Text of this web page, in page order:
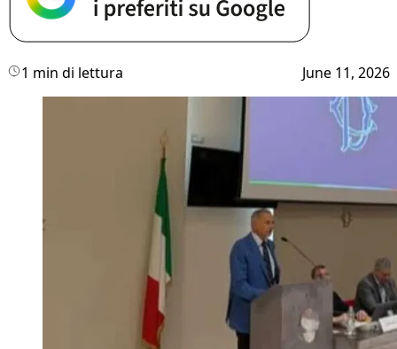
1 min di lettura June 11, 2026